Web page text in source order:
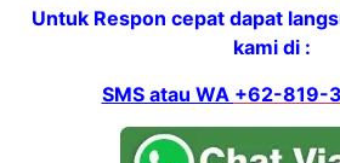
Untuk Respon cepat dapat
kami di :
SMS atau WA +62-819-